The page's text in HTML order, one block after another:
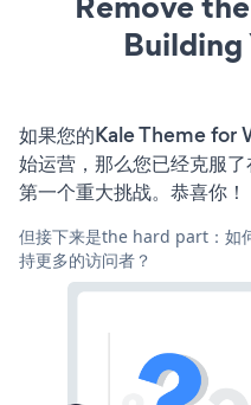
Building
如果您的Kale Theme for
始运营，那么您已经克服
第一个重大挑战。恭喜你！
但接下来是the hard part：如
持更多的访问者？